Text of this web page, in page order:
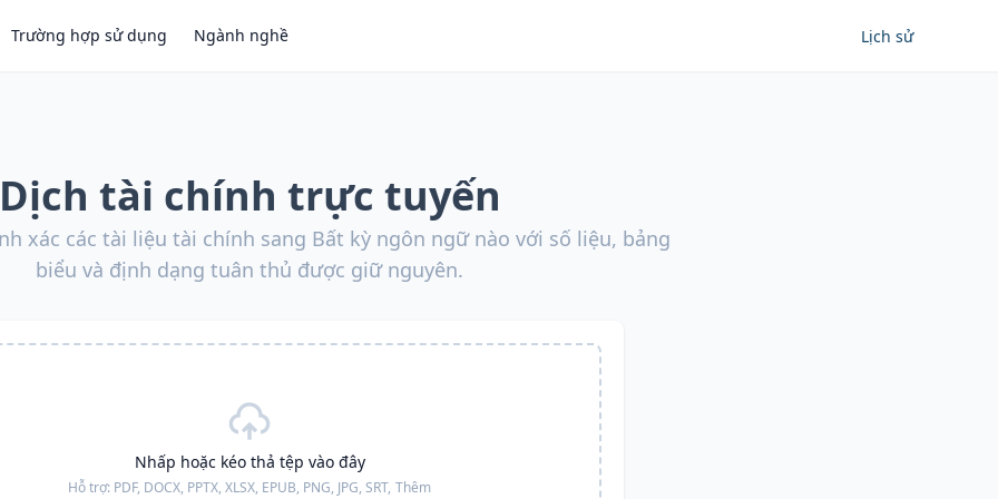
Trường hợp sử dụng Ngành nghề Lịch sử
tài chính trực tuyến
xác các tài liệu tài chính sang Bất kỳ ngôn ngữ nào với số liệu, bảng
biểu và định dạng tuân thủ được giữ nguyên.
Nhấp hoặc kéo thả tệp vào đây
Hỗ trợ: PDF, DOCX, PPTX, XLSX, EPUB, PNG, JPG, SRT, Thêm